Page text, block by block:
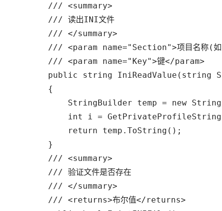
        /// <summary>
        /// 读出INI文件
        /// </summary>
/// <param name="Section">项目名称
        /// <param name="Key">键</param>
public string IniReadValue(string
        {
StringBuilder temp = new
int i =
            return temp.ToString();
        }
        /// <summary>
        /// 验证文件是否存在
        /// </summary>
        /// <returns>布尔值</returns>